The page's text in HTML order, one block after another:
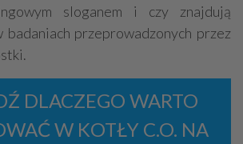
sloganem i czy znajdują
przeprowadzonych przez
DLACZEGO WARTO
W KOTŁY C.O. NA